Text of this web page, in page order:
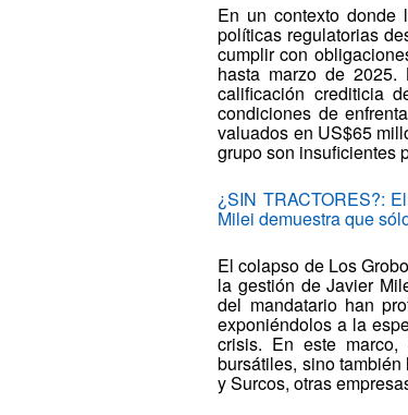
En un contexto
políticas regulatorias
cumplir con
hasta marzo de
calificación crediticia
condiciones de
valuados en US$65
grupo son insuficientes
¿SIN TRACTORES?:
Milei demuestra que
El colapso de Los
la gestión de Javier
del mandatario han
exponiéndolos a la
crisis. En este
bursátiles, sino
y Surcos, otras